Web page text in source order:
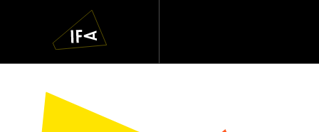
Navigatie
overslaan